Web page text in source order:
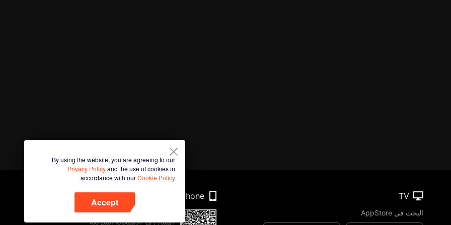
By using the website, you are agreeing to our
Privacy Policyand the use of cookies in
accordance with ourCookie Policy.
Accept
TV
البحث في AppStore
Phone
امسح رمز الاستجابة السريعة